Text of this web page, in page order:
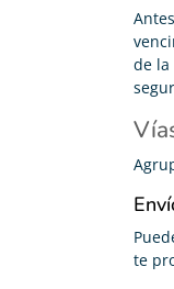
de la
te